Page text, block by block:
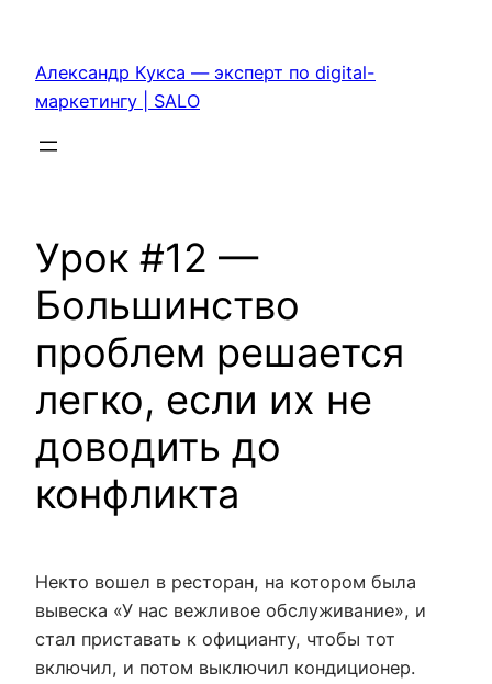
содержимому
Александр Кукса — эксперт по digital-
маркетингу | SALO
Урок #12 —
Большинство
проблем решается
легко, если их не
доводить до
конфликта
Некто вошел в ресторан, на котором была
вывеска «У нас вежливое обслуживание», и
стал приставать к официанту, чтобы тот
включил, и потом выключил кондиционер.